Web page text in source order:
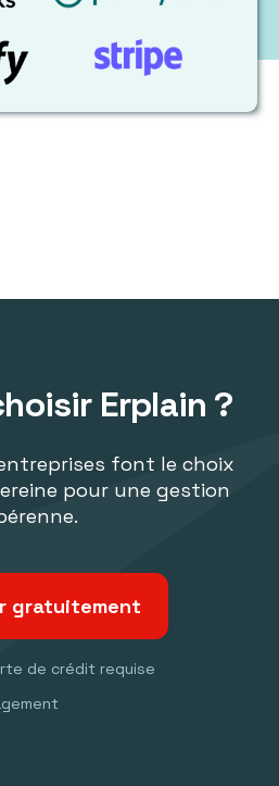
Erplain ?
font le choix
pour une gestion
gratuitement
de crédit requise